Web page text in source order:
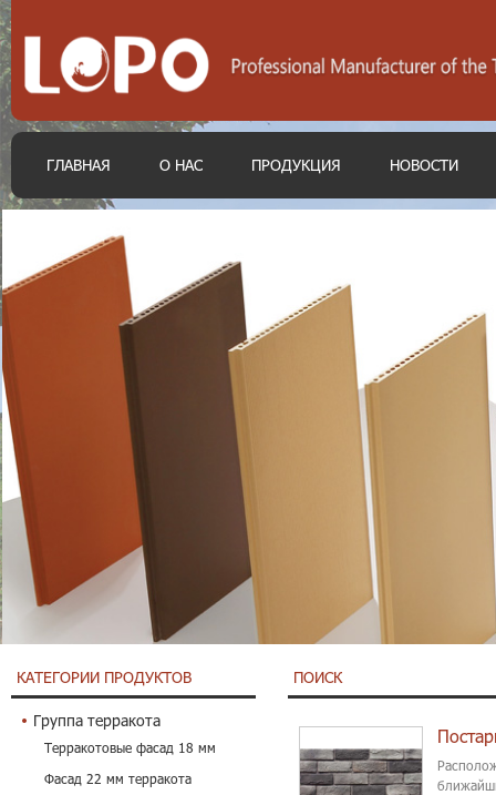
ГЛАВНАЯ О НАС ПРОДУКЦИЯ НОВОСТИ
КАТЕГОРИИ ПРОДУКТОВ
Группа терракота
Терракотовые фасад 18 мм
Фасад 22 мм терракота
ПОИСК